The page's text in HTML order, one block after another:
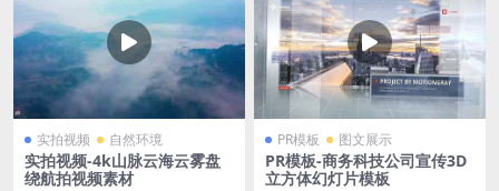
实拍视频 自然环境
实拍视频-4k山脉云海云雾盘
绕航拍视频素材
PR模板 图文展示
PR模板-商务科技公司宣传3D
立方体幻灯片模板